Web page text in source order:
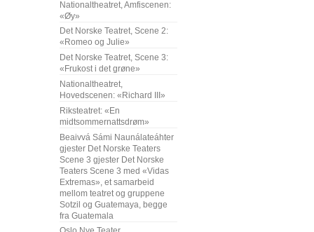
Nationaltheatret, Amfiscenen:
«Øy»
Det Norske Teatret, Scene 2:
«Romeo og Julie»
Det Norske Teatret, Scene 3:
«Frukost i det grøne»
Nationaltheatret,
Hovedscenen: «Richard III»
Riksteatret: «En
midtsommernattsdrøm»
Beaivvá Sámi Naunálateáhter
gjester Det Norske Teaters
Scene 3 gjester Det Norske
Teaters Scene 3 med «Vidas
Extremas», et samarbeid
mellom teatret og gruppene
Sotzil og Guatemaya, begge
fra Guatemala